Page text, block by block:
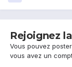
Rejoignez
Vous pouvez
vous avez un